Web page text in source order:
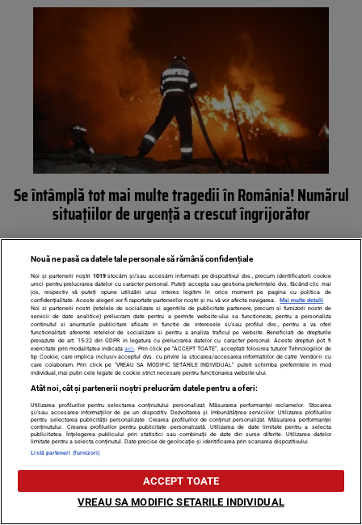
Se întâmplă tot mai multe tragedii în România! Numărul
situațiilor de urgență a crescut îngrijorător
Mesajul șocant RO-ALERT primit azi-noapte de români, la
ora 23:20. ANM și ISU, în alertă maximă
Nouă ne pasă ca datele tale personale să rămână confidențiale
Noi și partenerii noștri 1019stocăm și/sau accesăm informații pe dispozitivul dvs., precum identificatorii cookie
unici pentru prelucrarea datelor cu caracter personal. Puteți accepta sau gestiona preferințele dvs. făcând clic mai
jos, respectiv vă puteți opune utilizării unui interes legitim în orice moment pe pagina cu politica de
confidențialitate. Aceste alegeri vor fi raportate partenerilor noștri și nu vă vor afecta navigarea.
Mai multe detalii
Noi si partenerii nostri (retelele de socializare si agentiile de publicitate partenere, precum si furnizorii nostri de
servicii de date analitice) prelucram date pentru a permite website-ului sa functioneze, pentru a personaliza
continutul si anunturile publicitare afisate in functie de interesele si/sau profilul dvs., pentru a va oferi
functionalitati aferente retelelor de socializare si pentru a analiza traficul pe website. Beneficiati de drepturile
prevazute de art. 15-22 din GDPR in legatura cu prelucrarea datelor cu caracter personal. Aceste drepturi pot fi
exercitate prin modalitatea indicataaici . Prin click pe “ACCEPT TOATE”, acceptati folosirea tuturor Tehnologiilor de
tip Cookie, care implica inclusiv acceptul dvs. cu privire la stocarea/accesarea informatiilor de catre Vendor-ii cu
care colaboram. Prin click pe “VREAU SA MODIFIC SETARILE INDIVIDUAL” puteti schimba preferintele in mod
individual, mai putin cele legate de cookie strict necesare pentru functionarea website-ului.
Atât noi, cât și partenerii noștri prelucrăm datele pentru a oferi:
Utilizarea profilurilor pentru selectarea conținutului personalizat. Măsurarea performanței reclamelor. Stocarea
și/sau accesarea informațiilor de pe un dispozitiv. Dezvoltarea și îmbunătățirea serviciilor. Utilizarea profilurilor
pentru selectarea publicității personalizate. Crearea profilurilor de conținut personalizat. Măsurarea performanței
conținutului. Crearea profilurilor pentru publicitate personalizată. Utilizarea de date limitate pentru a selecta
publicitatea. Înțelegerea publicului prin statistici sau combinații de date din surse diferite. Utilizarea datelor
limitate pentru a selecta conținutul. Date precise de geolocație și identificarea prin scanarea dispozitivului.
Listă parteneri (furnizori)
ACCEPT TOATE
VREAU SA MODIFIC SETARILE INDIVIDUAL